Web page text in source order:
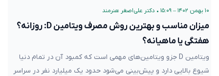
۱۰ بهمن ۱۴۰۲ – ۱۵:۰۹ • دکتر علی‌اصغر هنرمند
میزان مناسب و بهترین روش مصرف ویتامین D: روزانه؟
هفتگی یا ماهیانه؟
ویتامین D جزو ویتامین‌های مهمی است که کمبود آن در تمام دنیا
شیوع بالایی دارد و پیش‌بینی می‌شود حدود یک میلیارد نفر در سراسر